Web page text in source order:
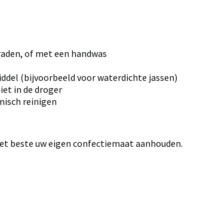
of met een handwas
(bijvoorbeeld voor waterdichte jassen)
in de droger
reinigen
beste uw eigen confectiemaat aanhouden.